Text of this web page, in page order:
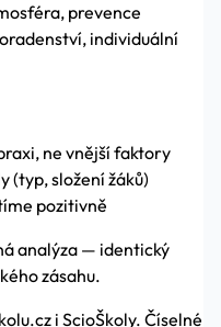
prevence
individuální
ne vnější faktory
(typ, složení žáků)
pozitivně
analýza — identický
zásahu.
i ScioŠkoly. Číselné